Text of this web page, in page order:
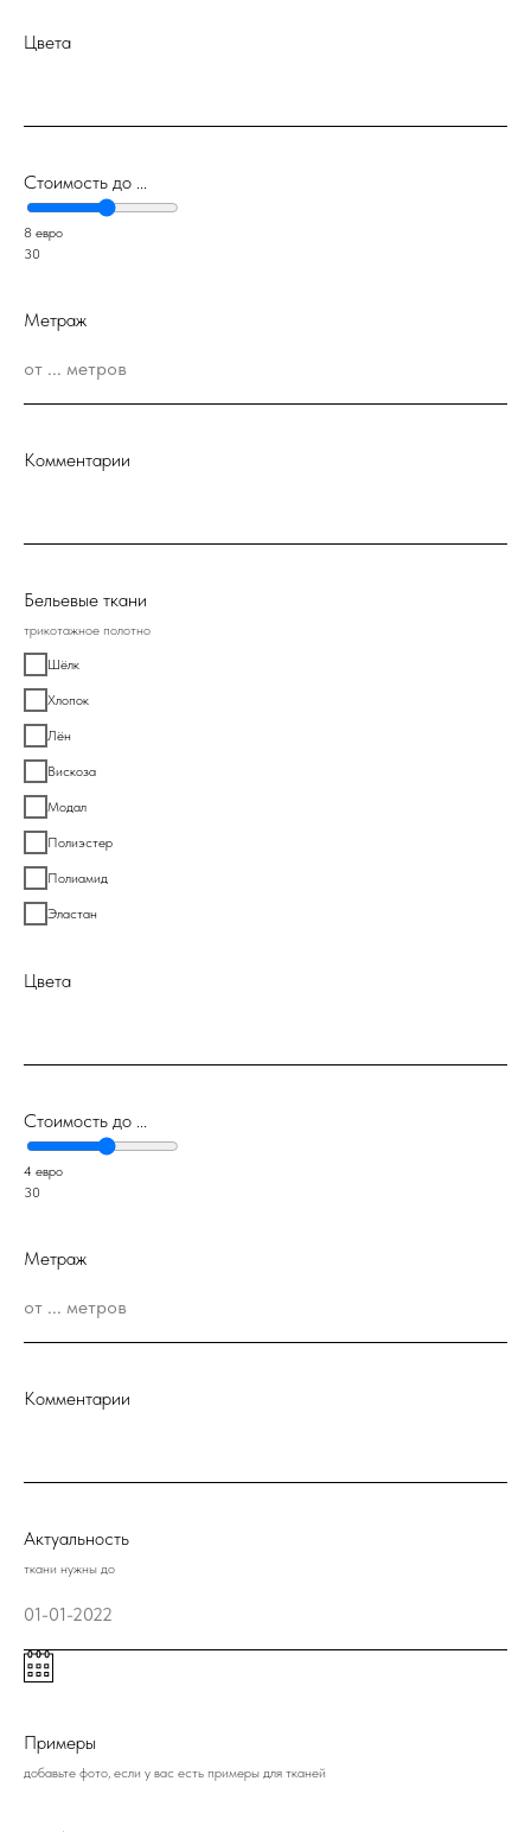
Цвета
Стоимость до ...
8 евро
30
Метраж
Комментарии
Бельевые ткани
трикотажное полотно
Шёлк
Хлопок
Лён
Вискоза
Модал
Полиэстер
Полиамид
Эластан
Цвета
Стоимость до ...
4 евро
30
Метраж
Комментарии
Актуальность
ткани нужны до
Примеры
добавьте фото, если у вас есть примеры для тканей